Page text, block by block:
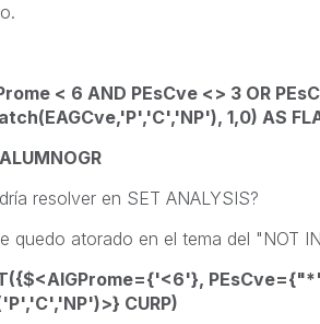
< 6 AND PEsCve <> 3 OR
1,0) AS
resolver en SET ANALYSIS?
quedo atorado en el tema del "NOT
CURP)